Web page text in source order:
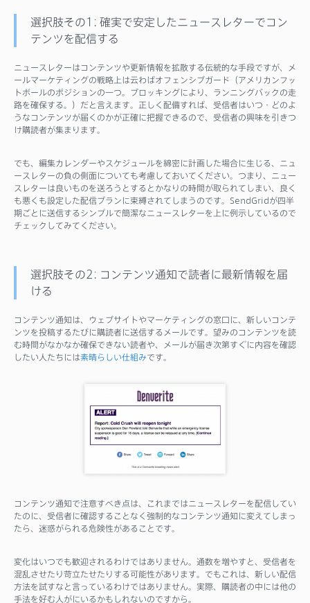
選択肢その1: 確実で安定したニュースレターでコン
テンツを配信する
ニュースレターはコンテンツや更新情報を拡散する伝統的な手段ですが、メ
ールマーケティングの戦略上は云わばオフェンシブガード（アメリカンフッ
トボールのポジションの一つ。ブロッキングにより、ランニングバックの走
路を確保する。）だと言えます。正しく配備すれば、受信者はいつ・どのよ
うなコンテンツが届くのかが正確に把握できるので、受信者の興味を引きつ
け購読者が集まります。
でも、編集カレンダーやスケジュールを綿密に計画した場合に生じる、ニュ
ースレターの負の側面についても考慮しておいてください。つまり、ニュー
スレターは良いものを送ろうとするとかなりの時間が取られてしまい、良く
も悪くも設定した配信プランに束縛されてしまうのです。SendGridが四半
期ごとに送信するシンプルで簡潔なニュースレターを上に例示しているので
チェックしてみてください。
選択肢その2: コンテンツ通知で読者に最新情報を届
ける
コンテンツ通知は、ウェブサイトやマーケティングの窓口に、新しいコンテ
ンツを投稿するたびに購読者に送信するメールです。望みのコンテンツを読
む時間がなかなか確保できない読者や、メールが届き次第すぐに内容を確認
したい人たちには素晴らしい仕組みです。
コンテンツ通知で注意すべき点は、これまではニュースレターを配信してい
たのに、受信者に確認することなく強制的なコンテンツ通知に変えてしまっ
たら、迷惑がられる危険性があることです。
変化はいつでも歓迎されるわけではありません。通数を増やすと、受信者を
混乱させたり苛立たせたりする可能性があります。でもこれは、新しい配信
方法を試すなと言っているわけではありません。実際、購読者の中には他の
手法を好む人がにいるかもしれないのですから。